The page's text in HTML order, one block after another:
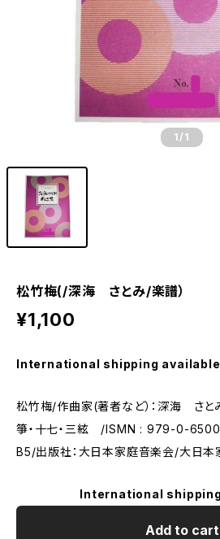
1 /1
松竹梅(/深海 さとみ/楽譜）
¥1,100
International shipping available
松竹梅/作曲家(著者など）：深海 さ
箏・十七・三絃 /ISMN : 979-0-
B5/出版社：大日本家庭音楽会/大日本
International
Add to cart